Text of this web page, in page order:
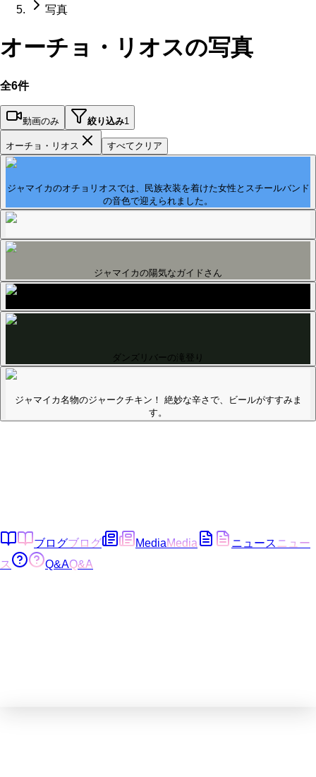
写真
オーチョ・リオスの写真
全6件
動画のみ 絞り込み1
オーチョ・リオス すべてクリア
ジャマイカのオチョリオスでは、民族衣装を着けた女性とスチールバンド
の音色で迎えられました。
ジャマイカの陽気なガイドさん
ダンズリバーの滝登り
ジャマイカ名物のジャークチキン！ 絶妙な辛さで、ビールがすすみま
す。
ブログブログ MediaMedia ニュース ニュー
ス
Q&AQ&A